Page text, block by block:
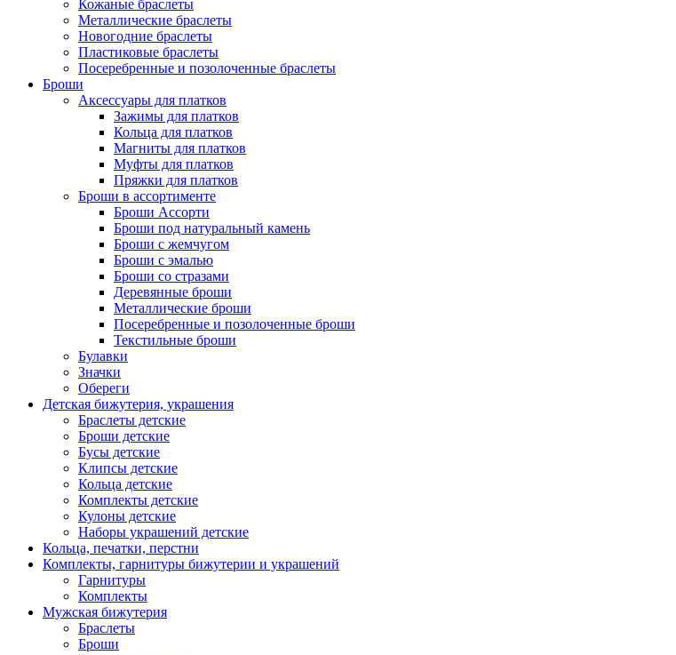
Кожаные браслеты
Металлические браслеты
Новогодние браслеты
Пластиковые браслеты
Посеребренные и позолоченные браслеты
Броши
Аксессуары для платков
Зажимы для платков
Кольца для платков
Магниты для платков
Муфты для платков
Пряжки для платков
Броши в ассортименте
Броши Ассорти
Броши под натуральный камень
Броши с жемчугом
Броши с эмалью
Броши со стразами
Деревянные броши
Металлические броши
Посеребренные и позолоченные броши
Текстильные броши
Булавки
Значки
Обереги
Детская бижутерия, украшения
Браслеты детские
Броши детские
Бусы детские
Клипсы детские
Кольца детские
Комплекты детские
Кулоны детские
Наборы украшений детские
Кольца, печатки, перстни
Комплекты, гарнитуры бижутерии и украшений
Гарнитуры
Комплекты
Мужская бижутерия
Браслеты
Броши